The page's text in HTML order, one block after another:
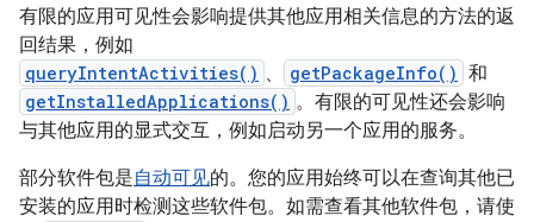
有限的应用可见性会影响提供其他应用相关信息的方法的返
回结果，例如
queryIntentActivities() 、 getPackageInfo() 和
getInstalledApplications() 。有限的可见性还会影响
与其他应用的显式交互，例如启动另一个应用的服务。
部分软件包是自动可见的。您的应用始终可以在查询其他已
安装的应用时检测这些软件包。如需查看其他软件包，请使